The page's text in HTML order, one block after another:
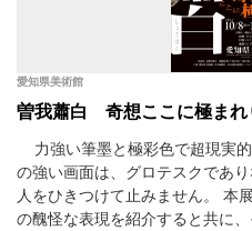
愛知県美術館
曽我蕭白 奇想ここに極まれ
力強い筆墨と極彩色で超現実
の強い画面は、グロテスクであ
人をひきつけて止みません。 本
の醜怪な表現を紹介すると共に